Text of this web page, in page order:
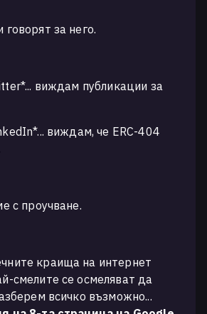
говорят за него.
виждам публикации за
виждам, че ERC-404
с проучване.
краища на интернет
смелите се осмеляват да
всичко възможно...